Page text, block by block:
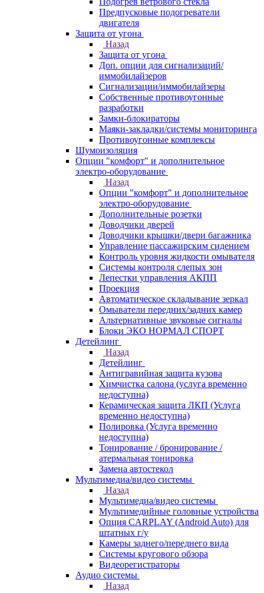
Предпусковые подогреватели
двигателя
Защита от угона
Назад
Защита от угона
Доп. опции для сигнализаций/
иммобилайзеров
Сигнализации/иммобилайзеры
Собственные противоугонные
разработки
Замки-блокираторы
Маяки-закладки/системы мониторинга
Противоугонные комплексы
Шумоизоляция
Опции "комфорт" и дополнительное
электро-оборудование
Назад
Опции "комфорт" и дополнительное
электро-оборудование
Дополнительные розетки
Доводчики дверей
Доводчики крышки/двери багажника
Управление пассажирским сидением
Контроль уровня жидкости омывателя
Системы контроля слепых зон
Лепестки управления АКПП
Проекция
Автоматическое складывание зеркал
Омыватели передних/задних камер
Альтернативные звуковые сигналы
Блоки ЭКО НОРМАЛ СПОРТ
Детейлинг
Назад
Детейлинг
Антигравийная защита кузова
Химчистка салона (услуга временно
недоступна)
Керамическая защита ЛКП (Услуга
временно недоступна)
Полировка (Услуга временно
недоступна)
Тонирование / бронирование /
атермальная тонировка
Замена автостекол
Мультимедиа/видео системы
Назад
Мультимедиа/видео системы
Мультимедийные головные устройства
Опция CARPLAY (Android Auto) для
штатных г/у
Камеры заднего/переднего вида
Системы кругового обзора
Видеорегистраторы
Аудио системы
Назад